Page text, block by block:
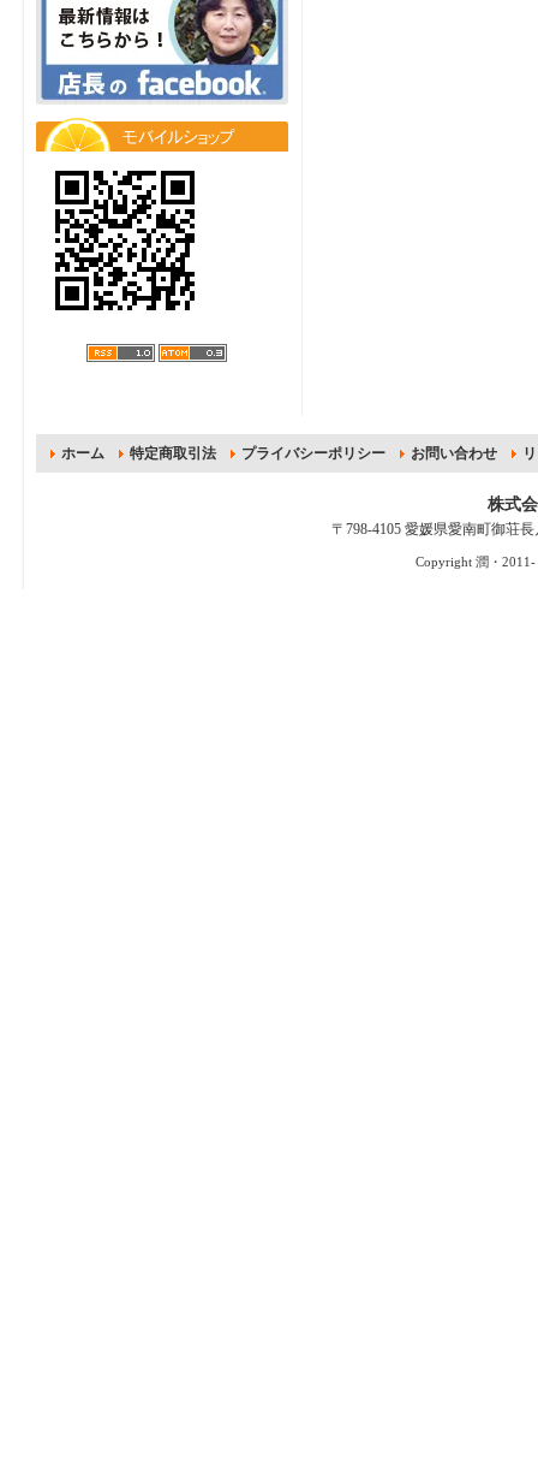
ホーム 特定商取引法 プライバシーポリシー お問い合わせ
株式
〒798-4105 愛媛県愛南町御荘長
Copyright 潤・2011-